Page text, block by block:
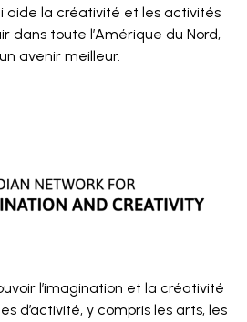
aide la créativité et les activités
dans toute l’Amérique du Nord,
avenir meilleur.
l’imagination et la créativité
d’activité, y compris les arts, les